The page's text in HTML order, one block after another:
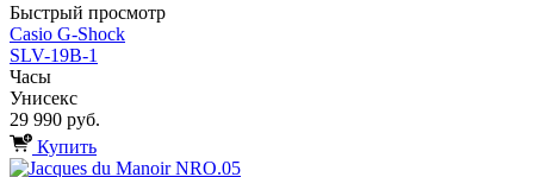
Быстрый просмотр
Casio G-Shock
SLV-19B-1
Часы
Унисекс
29 990 руб.
Купить